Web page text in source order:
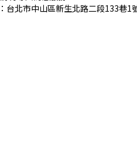
北市中山區新生北路二段133巷1